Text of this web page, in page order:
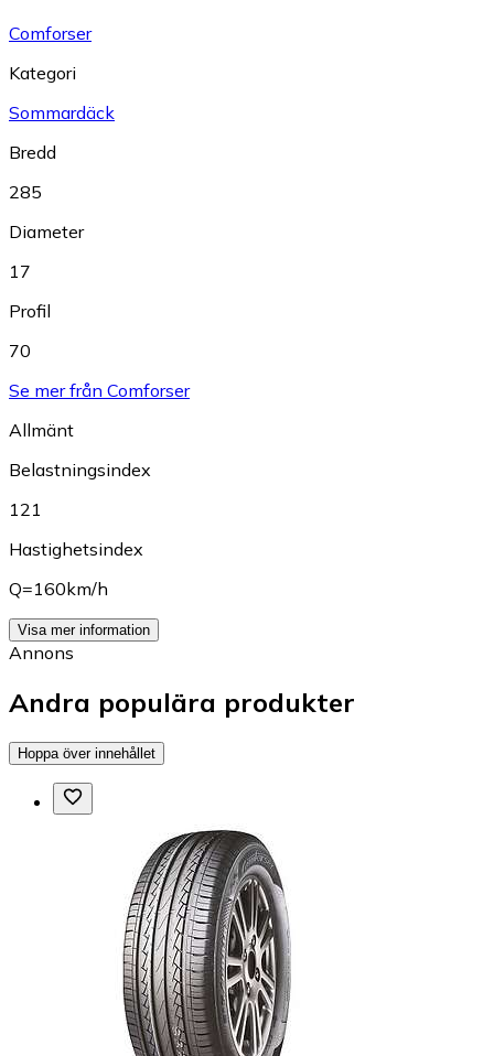
Comforser
Kategori
Sommardäck
Bredd
285
Diameter
17
Profil
70
Se mer från Comforser
Allmänt
Belastningsindex
121
Hastighetsindex
Q=160km/h
Visa mer information
Annons
Andra populära produkter
Hoppa över innehållet